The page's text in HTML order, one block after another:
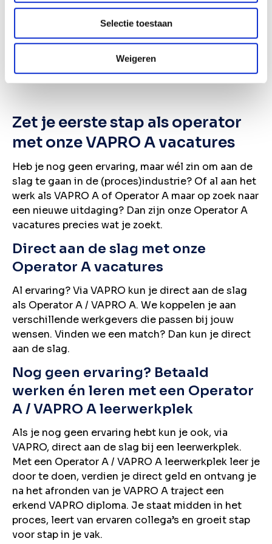
Selectie toestaan
Weigeren
Wil je de nieuwste vacatures in je mail ontvangen?
Schrijf je in voor onze vacature alert!
Vacature alert ontvangen
Zet je eerste stap als operator
met onze VAPRO A vacatures
Heb je nog geen ervaring, maar wél zin om aan de
slag te gaan in de (proces)industrie? Of al aan het
werk als VAPRO A of Operator A maar op zoek naar
een nieuwe uitdaging? Dan zijn onze Operator A
vacatures precies wat je zoekt.
Direct aan de slag met onze
Operator A vacatures
Al ervaring? Via VAPRO kun je direct aan de slag
als Operator A / VAPRO A. We koppelen je aan
verschillende werkgevers die passen bij jouw
wensen. Vinden we een match? Dan kun je direct
aan de slag.
Nog geen ervaring? Betaald
werken én leren met een Operator
A / VAPRO A leerwerkplek
Als je nog geen ervaring hebt kun je ook, via
VAPRO, direct aan de slag bij een leerwerkplek.
Met een Operator A / VAPRO A leerwerkplek leer je
door te doen, verdien je direct geld en ontvang je
na het afronden van je VAPRO A traject een
erkend VAPRO diploma. Je staat midden in het
proces, leert van ervaren collega’s en groeit stap
voor stap in je vak.